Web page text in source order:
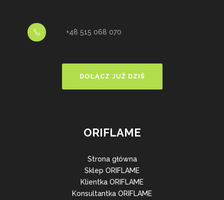
+48 515 068 070
DOŁĄCZ JUŻ DZIŚ
ORIFLAME
Strona główna
Sklep ORIFLAME
Klientka ORIFLAME
Konsultantka ORIFLAME